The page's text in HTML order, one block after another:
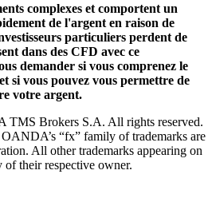
complexes et comportent un
de l'argent en raison de
particuliers perdent de
dans des CFD avec ce
demander si vous comprenez le
si vous pouvez vous permettre de
votre argent.
TMS Brokers S.A. All rights reserved.
“fx” family of trademarks are
All other trademarks appearing on
of their respective owner.